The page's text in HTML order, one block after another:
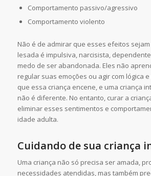
Comportamento passivo/agressivo
Comportamento violento
Não é de admirar que esses efeitos sejam
lesada é impulsiva, narcisista,
medo de ser abandonada. Eles não
regular suas emoções ou agir com lógica
que essa criança encene, e uma criança
não é diferente. No entanto, curar a
eliminar esses sentimentos e
idade adulta.
Cuidando de sua criança
Uma criança não só precisa ser amada,
necessidades atendidas, mas também